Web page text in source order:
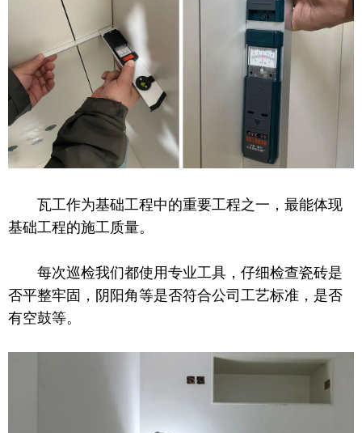
瓦工作为基础工程中的重要工程之一，最能体现
基础工程的施工质量。
每次巡检我们都使用专业工具，仔细检查瓷砖是
否平整牢固，阴阳角等是否符合公司工艺标准，是否
有空鼓等。